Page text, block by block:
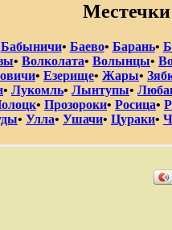
Местечки
Бабыничи• Баево• Барань•
• Волколата• Волынцы•
• Езерище• Жары•
• Лукомль• Лынтупы•
• Прозороки• Росица•
• Улла• Ушачи• Цураки•